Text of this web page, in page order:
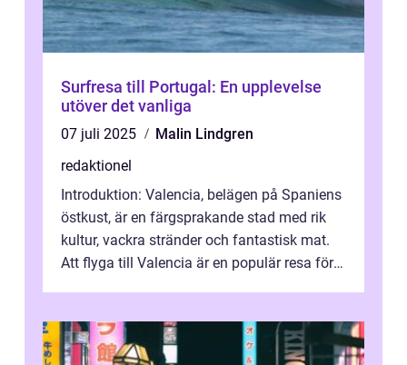
Surfresa till Portugal: En upplevelse
utöver det vanliga
07 juli 2025
Malin Lindgren
redaktionel
Introduktion: Valencia, belägen på Spaniens
östkust, är en färgsprakande stad med rik
kultur, vackra stränder och fantastisk mat.
Att flyga till Valencia är en populär resa för